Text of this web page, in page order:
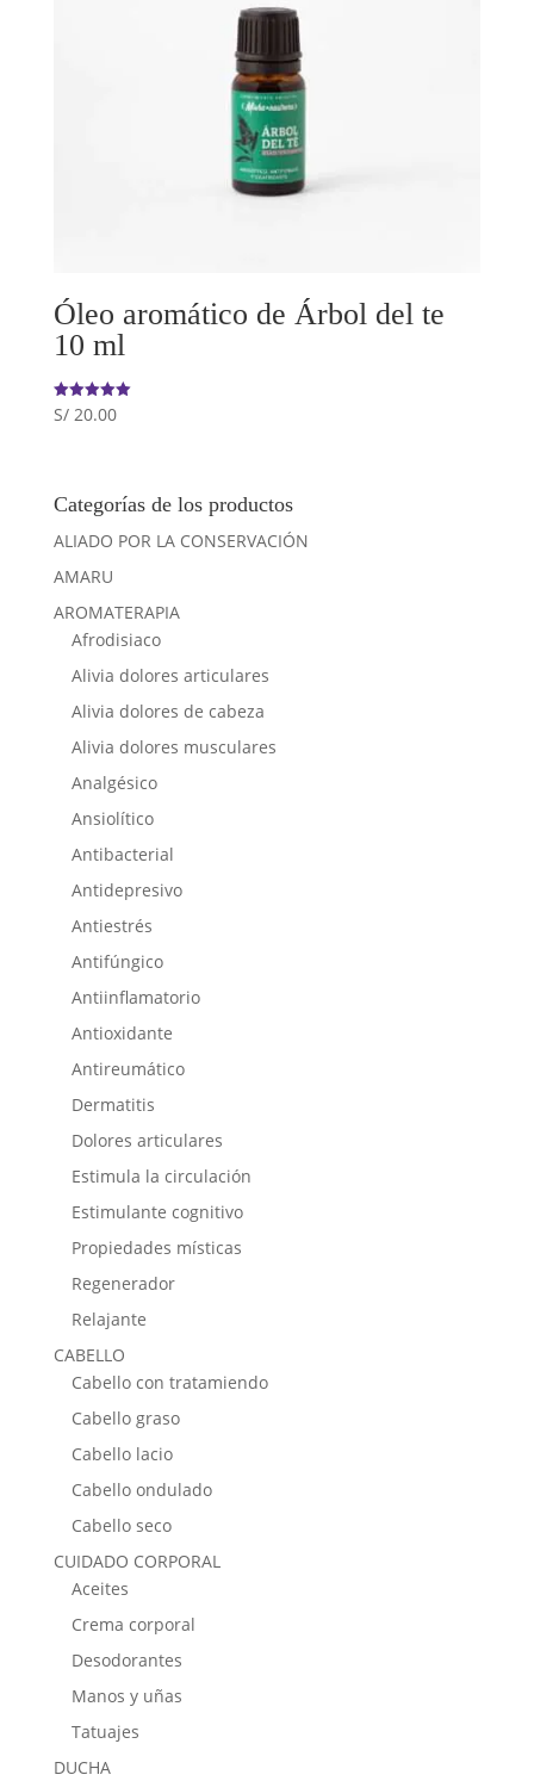
Óleo aromático de Árbol del te
10 ml
Valorado
con
S/20.00
Categorías de los productos
ALIADO POR LA CONSERVACIÓN
AMARU
AROMATERAPIA
Afrodisiaco
Alivia dolores articulares
Alivia dolores de cabeza
Alivia dolores musculares
Analgésico
Ansiolítico
Antibacterial
Antidepresivo
Antiestrés
Antifúngico
Antiinflamatorio
Antioxidante
Antireumático
Dermatitis
Dolores articulares
Estimula la circulación
Estimulante cognitivo
Propiedades místicas
Regenerador
Relajante
CABELLO
Cabello con tratamiendo
Cabello graso
Cabello lacio
Cabello ondulado
Cabello seco
CUIDADO CORPORAL
Aceites
Crema corporal
Desodorantes
Manos y uñas
Tatuajes
DUCHA